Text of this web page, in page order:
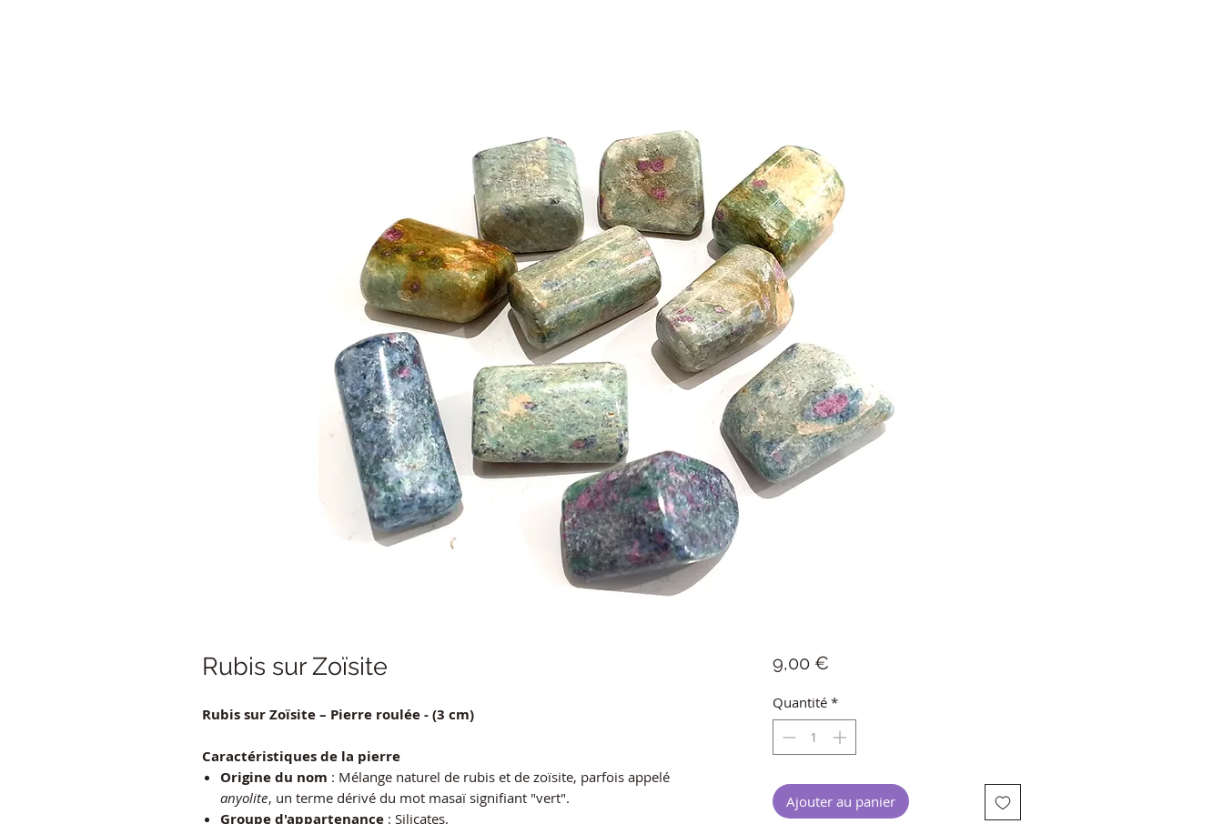
Rubis sur Zoïsite
Rubis sur Zoïsite – Pierre roulée - (3 cm)
Caractéristiques de la pierre
Origine du nom : Mélange naturel de rubis et de zoïsite, parfois appelé
anyolite, un terme dérivé du mot masaï signifiant "vert".
Groupe d'appartenance : Silicates.
9,00 €Prix
Quantité *
Ajouter au panier